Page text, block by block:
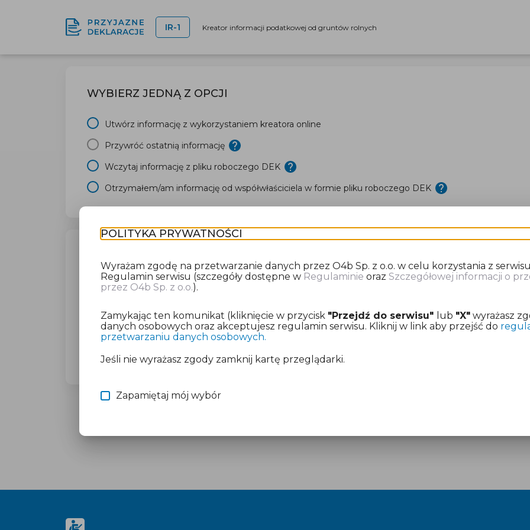
IR-1 Kreator informacji podatkowej od gruntów rolnych
WYBIERZ JEDNĄ Z OPCJI
Utwórz informację z wykorzystaniem kreatora online
Przywróć ostatnią informację
Wczytaj informację z pliku roboczego DEK
Otrzymałem/am informację od współwłaściciela w formie pliku roboczego DEK
Dla wybranego miasta poprosimy Cię o dokonanie opłaty za przygotowanie informacji
Nie martw się o płatność, jeśli masz już aktywny dostęp.
Więcej informacji znajdziesz w dokumentach: Regulamin
POLITYKA PRYWATNOŚCI
Wyrażam zgodę na przetwarzanie danych przez O4b Sp. z o.o. w celu korzystania z
Regulamin serwisu (szczegóły dostępne w Regulaminie orazSzczegółowej informacji o
przez O4b Sp. z o.o.).
Zamykając ten komunikat (kliknięcie w przycisk "Przejdź do serwisu" lub "X" wyrażasz
danych osobowych oraz akceptujesz regulamin serwisu. Kliknij w link aby przejść do
przetwarzaniu danych osobowych.
Jeśli nie wyrażasz zgody zamknij kartę przeglądarki.
Zapamiętaj mój wybór